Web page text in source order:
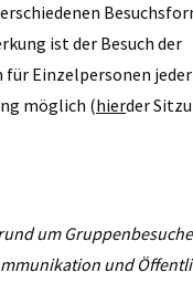
ist der Besuch der
Einzelpersonen
möglich (hierder
um
und